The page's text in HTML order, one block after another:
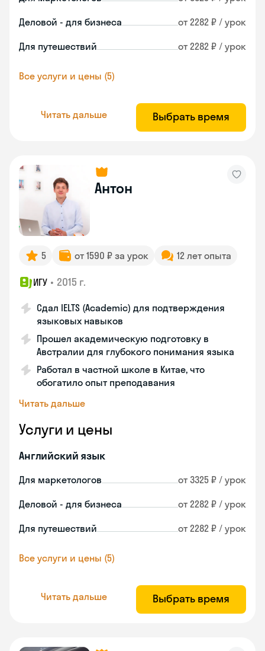
Деловой - для бизнеса от 2282 ₽ / урок
Для путешествий от 2282 ₽ / урок
Все услуги и цены (5)
Читать дальше Выбрать время
Антон
5 от 1590 ₽ за урок 12 лет опыта
ИГУ • 2015 г.
Сдал IELTS (Academic) для подтверждения
языковых навыков
Прошел академическую подготовку в
Австралии для глубокого понимания языка
Работал в частной школе в Китае, что
обогатило опыт преподавания
Читать дальше
Услуги и цены
Английский язык
Для маркетологов от 3325 ₽ / урок
Деловой - для бизнеса от 2282 ₽ / урок
Для путешествий от 2282 ₽ / урок
Все услуги и цены (5)
Читать дальше Выбрать время